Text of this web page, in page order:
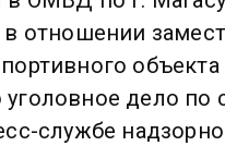
в отношении
дело по
службе